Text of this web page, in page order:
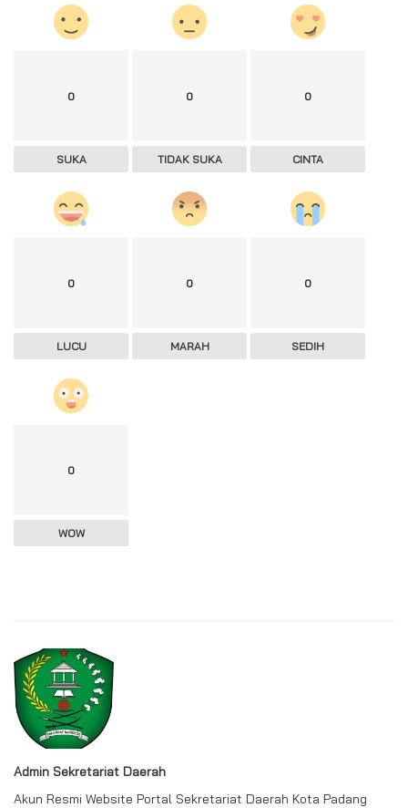
0
SUKA
0
TIDAK SUKA
0
CINTA
0
LUCU
0
MARAH
0
SEDIH
0
WOW
Admin Sekretariat Daerah
Akun Resmi Website Portal Sekretariat Daerah Kota Padang